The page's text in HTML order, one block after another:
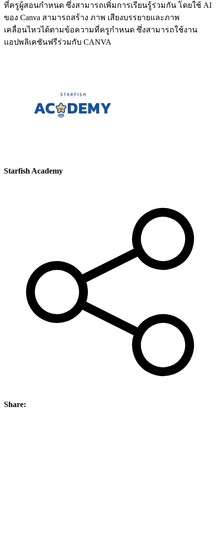
ที่ครูผู้สอนกำหนด ซึ่งสามารถเพิ่มการเรียนรู้ร่วมกัน โดยใช้ AI
ของ Canva สามารถสร้าง ภาพ เสียงบรรยายและภาพ
เคลื่อนไหวได้ตามข้อความที่ครูกำหนด ซึ่งสามารถใช้งาน
แอปพลิเคชันฟรีร่วมกับ CANVA
Starfish Academy
Share: